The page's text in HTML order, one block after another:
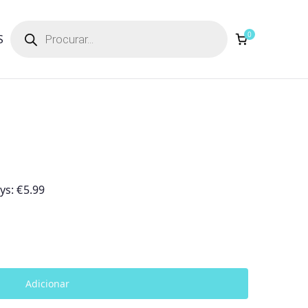
search 0
€5.99
Adicionar